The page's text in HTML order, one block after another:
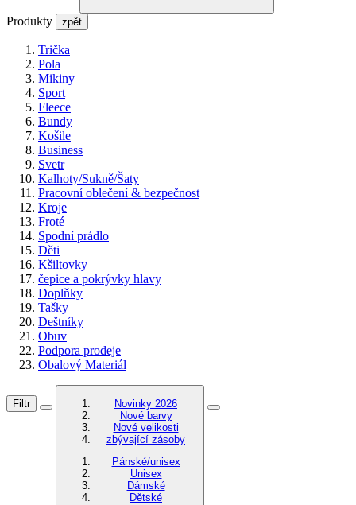
Produkty zpět
Trička
Pola
Mikiny
Sport
Fleece
Bundy
Košile
Business
Svetr
Kalhoty/Sukně/Šaty
Pracovní oblečení & bezpečnost
Kroje
Froté
Spodní prádlo
Děti
Kšiltovky
čepice a pokrývky hlavy
Doplňky
Tašky
Deštníky
Obuv
Podpora prodeje
Obalový Materiál
Filtr
Novinky 2026
Nové barvy
Nové velikosti
zbývající zásoby
Pánské/unisex
Unisex
Dámské
Dětské